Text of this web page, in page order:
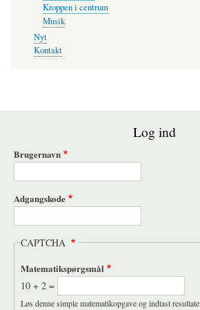
Kroppen i centrum
Musik
Nyt
Kontakt
Log ind
Brugernavn
Adgangskode
CAPTCHA
Matematikspørgsmål
10 + 2 =
Løs denne simple matematikopgave og indtast